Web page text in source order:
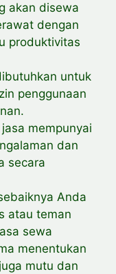
akan disewa
dengan
produktivitas
untuk
penggunaan
mempunyai
dan
secara
Anda
atau teman
sewa
menentukan
mutu dan